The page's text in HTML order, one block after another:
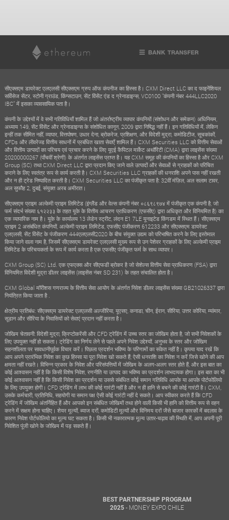
सीएक्सएम डायरेक्ट एलएलसी सीएक्सएम ग्रुप ऑफ कंपनीज का हिस्सा है। CXM Direct LLC का द फाइनेंशियल
सर्विसेज सेंटर, स्टोनी ग्राउंड, किंग्सटाउन, सेंट विंसेंट एंड द ग्रेनाडाइन्स, VC0100 "कंपनी नंबर 444LLC2020
IBC" में इसका व्यावसायिक पता है।
कंपनी के उद्देश्यों में वे सभी गतिविधियाँ शामिल हैं जो अंतर्राष्ट्रीय व्यापार कंपनियों (संशोधन और समेकन) अधिनियम,
अध्याय 149, सेंट विंसेंट और ग्रेनाडाइन्स के संशोधित कानून, 2009 द्वारा निषिद्ध नहीं हैं। इन गतिविधियों में, लेकिन
इन्हीं तक सीमित नहीं, व्यापार, वित्तपोषण, उधार देना, ब्रोकरेज, प्रशिक्षण, और विदेशी मुद्रा, कमोडिटीज, सूचकांकों,
CFDs और लीवरेज्ड वित्तीय साधनों में प्रबंधित खाता सेवाएँ शामिल हैं। CXM Securities LLC को वित्तीय सेवाओं
और वित्तीय उत्पादों का परिचय एवं प्रचार करने के लिए यूएई कैपिटल मार्केट अथॉरिटी (CMA) द्वारा लाइसेंस संख्या
20200000267 (पाँचवीं श्रेणी) के अंतर्गत लाइसेंस प्राप्त है। यह CXM समूह की कंपनियों का हिस्सा है और CXM
Group (SC) तथा CXM Direct LLC द्वारा प्रदान किए जाने वाले उत्पादों और सेवाओं से ग्राहकों को परिचित
कराने के लिए स्वतंत्र रूप से कार्य करती है। CXM Securities LLC ग्राहकों की धनराशि अपने पास नहीं रखती
और न ही ट्रेड निष्पादित करती है। CXM Securities LLC का पंजीकृत पता है: 32वीं मंज़िल, अल सलाम टावर,
अल सुफौह 2, दुबई, संयुक्त अरब अमीरात।
सीएक्सएम प्राइम अल्केमी प्राइम लिमिटेड (इंग्लैंड और वेल्स कंपनी नंबर ०८६९८९७४ में पंजीकृत एक कंपनी है, जो
फर्म संदर्भ संख्या ६१२२३३ के तहत यूके के वित्तीय आचरण प्राधिकरण (एफसीए) द्वारा अधिकृत और विनियमित है) का
एक व्यापारिक नाम है। यूके के कार्यालय 13 लेडेन स्ट्रीट, लंदन E1 7LE यूनाइटेड किंगडम में स्थित हैं। सीएक्सएम
प्राइम 2 असंबंधित कंपनियों, अल्केमी प्राइम लिमिटेड, एफसीए पंजीकरण 612233 और सीएक्सएम डायरेक्ट
एलएलसी, सेंट विंसेंट के पंजीकरण 444एलएलसी2020 के बीच संयुक्त उद्यम को परिभाषित करने के लिए इस्तेमाल
किया जाने वाला नाम है, जिसमें सीएक्सएम डायरेक्ट एलएलसी मुख्य रूप से उन पेशेवर ग्राहकों के लिए अल्केमी प्राइम
लिमिटेड के परिचयकर्ता के रूप में कार्य करता है एक एफसीए पंजीकृत फर्म के साथ व्यापार।
CXM Group (SC) Ltd. एक एफएक्स और सीएफडी ब्रोकर है जो सेशेल्स वित्तीय सेवा प्राधिकरण (FSA) द्वारा
विनियमित विदेशी मुद्रा डीलर लाइसेंस (लाइसेंस नंबर SD 231) के तहत संचालित होता है।
CXM Global मॉरीशस गणराज्य के वित्तीय सेवा आयोग के अंतर्गत निवेश डीलर लाइसेंस संख्या GB21026337 द्वारा
नियंत्रित किया जाता है .
क्षेत्रीय प्रतिबंध: सीएक्सएम डायरेक्ट एलएलसी अल्जीरिया, यूएसए, कनाडा, चीन, ईरान, सीरिया, उत्तर कोरिया, म्यांमार,
सूडान और सीरिया के निवासियों को सेवाएं प्रदान नहीं करता है।
जोखिम चेतावनी: विदेशी मुद्रा, क्रिप्टोकरेंसी और CFD ट्रेडिंग में उच्च स्तर का जोखिम होता है, जो सभी निवेशकों के
लिए उपयुक्त नहीं हो सकता। ट्रेडिंग का निर्णय लेने से पहले अपने निवेश उद्देश्यों, अनुभव के स्तर और जोखिम
सहनशीलता पर सावधानीपूर्वक विचार करें। पिछला प्रदर्शन भविष्य के परिणामों का संकेत नहीं है। कृपया याद रखें कि
आप अपने प्रारंभिक निवेश का कुछ हिस्सा या पूरा निवेश खो सकते हैं; ऐसी धनराशि का निवेश न करें जिसे खोने की आप
क्षमता नहीं रखते। विभिन्न प्रकार के निवेश और परिसंपत्तियों में जोखिम के अलग-अलग स्तर होते हैं, और इस बात का
कोई आश्वासन नहीं है कि किसी विशेष निवेश, रणनीति या उत्पाद का भविष्य का प्रदर्शन लाभदायक होगा। इस बात का भी
कोई आश्वासन नहीं है कि किसी निवेश का प्रदर्शन या उससे संबंधित कोई समान गतिविधि आपके या आपके पोर्टफोलियो
के लिए उपयुक्त होगी। CFD ट्रेडिंग में लाभ की कोई गारंटी नहीं है और न ही हानि से बचने की कोई गारंटी है। CXM,
उसके कर्मचारी, प्रतिनिधि, सहयोगी या समान पक्ष ऐसी कोई गारंटी नहीं दे सकते। आप स्वीकार करते हैं कि CFD
ट्रेडिंग में जोखिम अंतर्निहित हैं और आपको इन संबंधित जोखिमों तथा होने वाली किसी भी हानि को वित्तीय रूप से वहन
करने में सक्षम होना चाहिए। शेयर मूल्यों, ब्याज दरों, कमोडिटी मूल्यों और विनिमय दरों जैसे बाजार कारकों में बदलाव के
कारण निवेश पोर्टफोलियो का मूल्य घट सकता है। किसी भी नकारात्मक मूल्य उतार-चढ़ाव की स्थिति में, आप अपनी पूरी
निवेशित पूंजी खोने के जोखिम में पड़ सकते हैं।
BEST PARTNERSHIP PROGRAM
- MONEY EXPO CHILE